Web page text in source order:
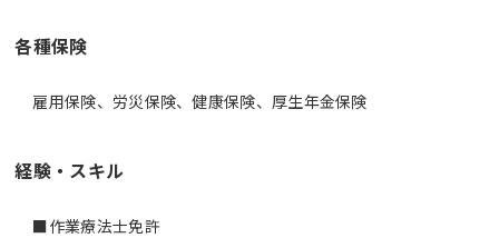
各種保険
雇用保険、労災保険、健康保険、厚生年金保険
経験・スキル
■作業療法士免許